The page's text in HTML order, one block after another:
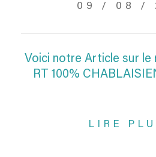
09 / 08 /
Voici notre Article sur le
RT 100%
LIRE